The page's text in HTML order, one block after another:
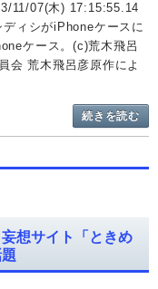
11/07(木) 17:15:55.14
ィシがiPhoneケースに
ケース。(c)荒木飛呂
会 荒木飛呂彦原作によ
続きを読む
想サイト「ときめ